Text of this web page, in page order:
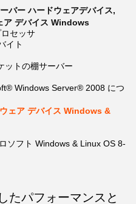
バー ハードウェアデバイス,
ア デバイス Windows
セッサ
イト
ットの棚サーバー
Windows Server® 2008 につ
ェア デバイス Windows &
ソフト Windows & Linux OS 8-
たパフォーマンスと